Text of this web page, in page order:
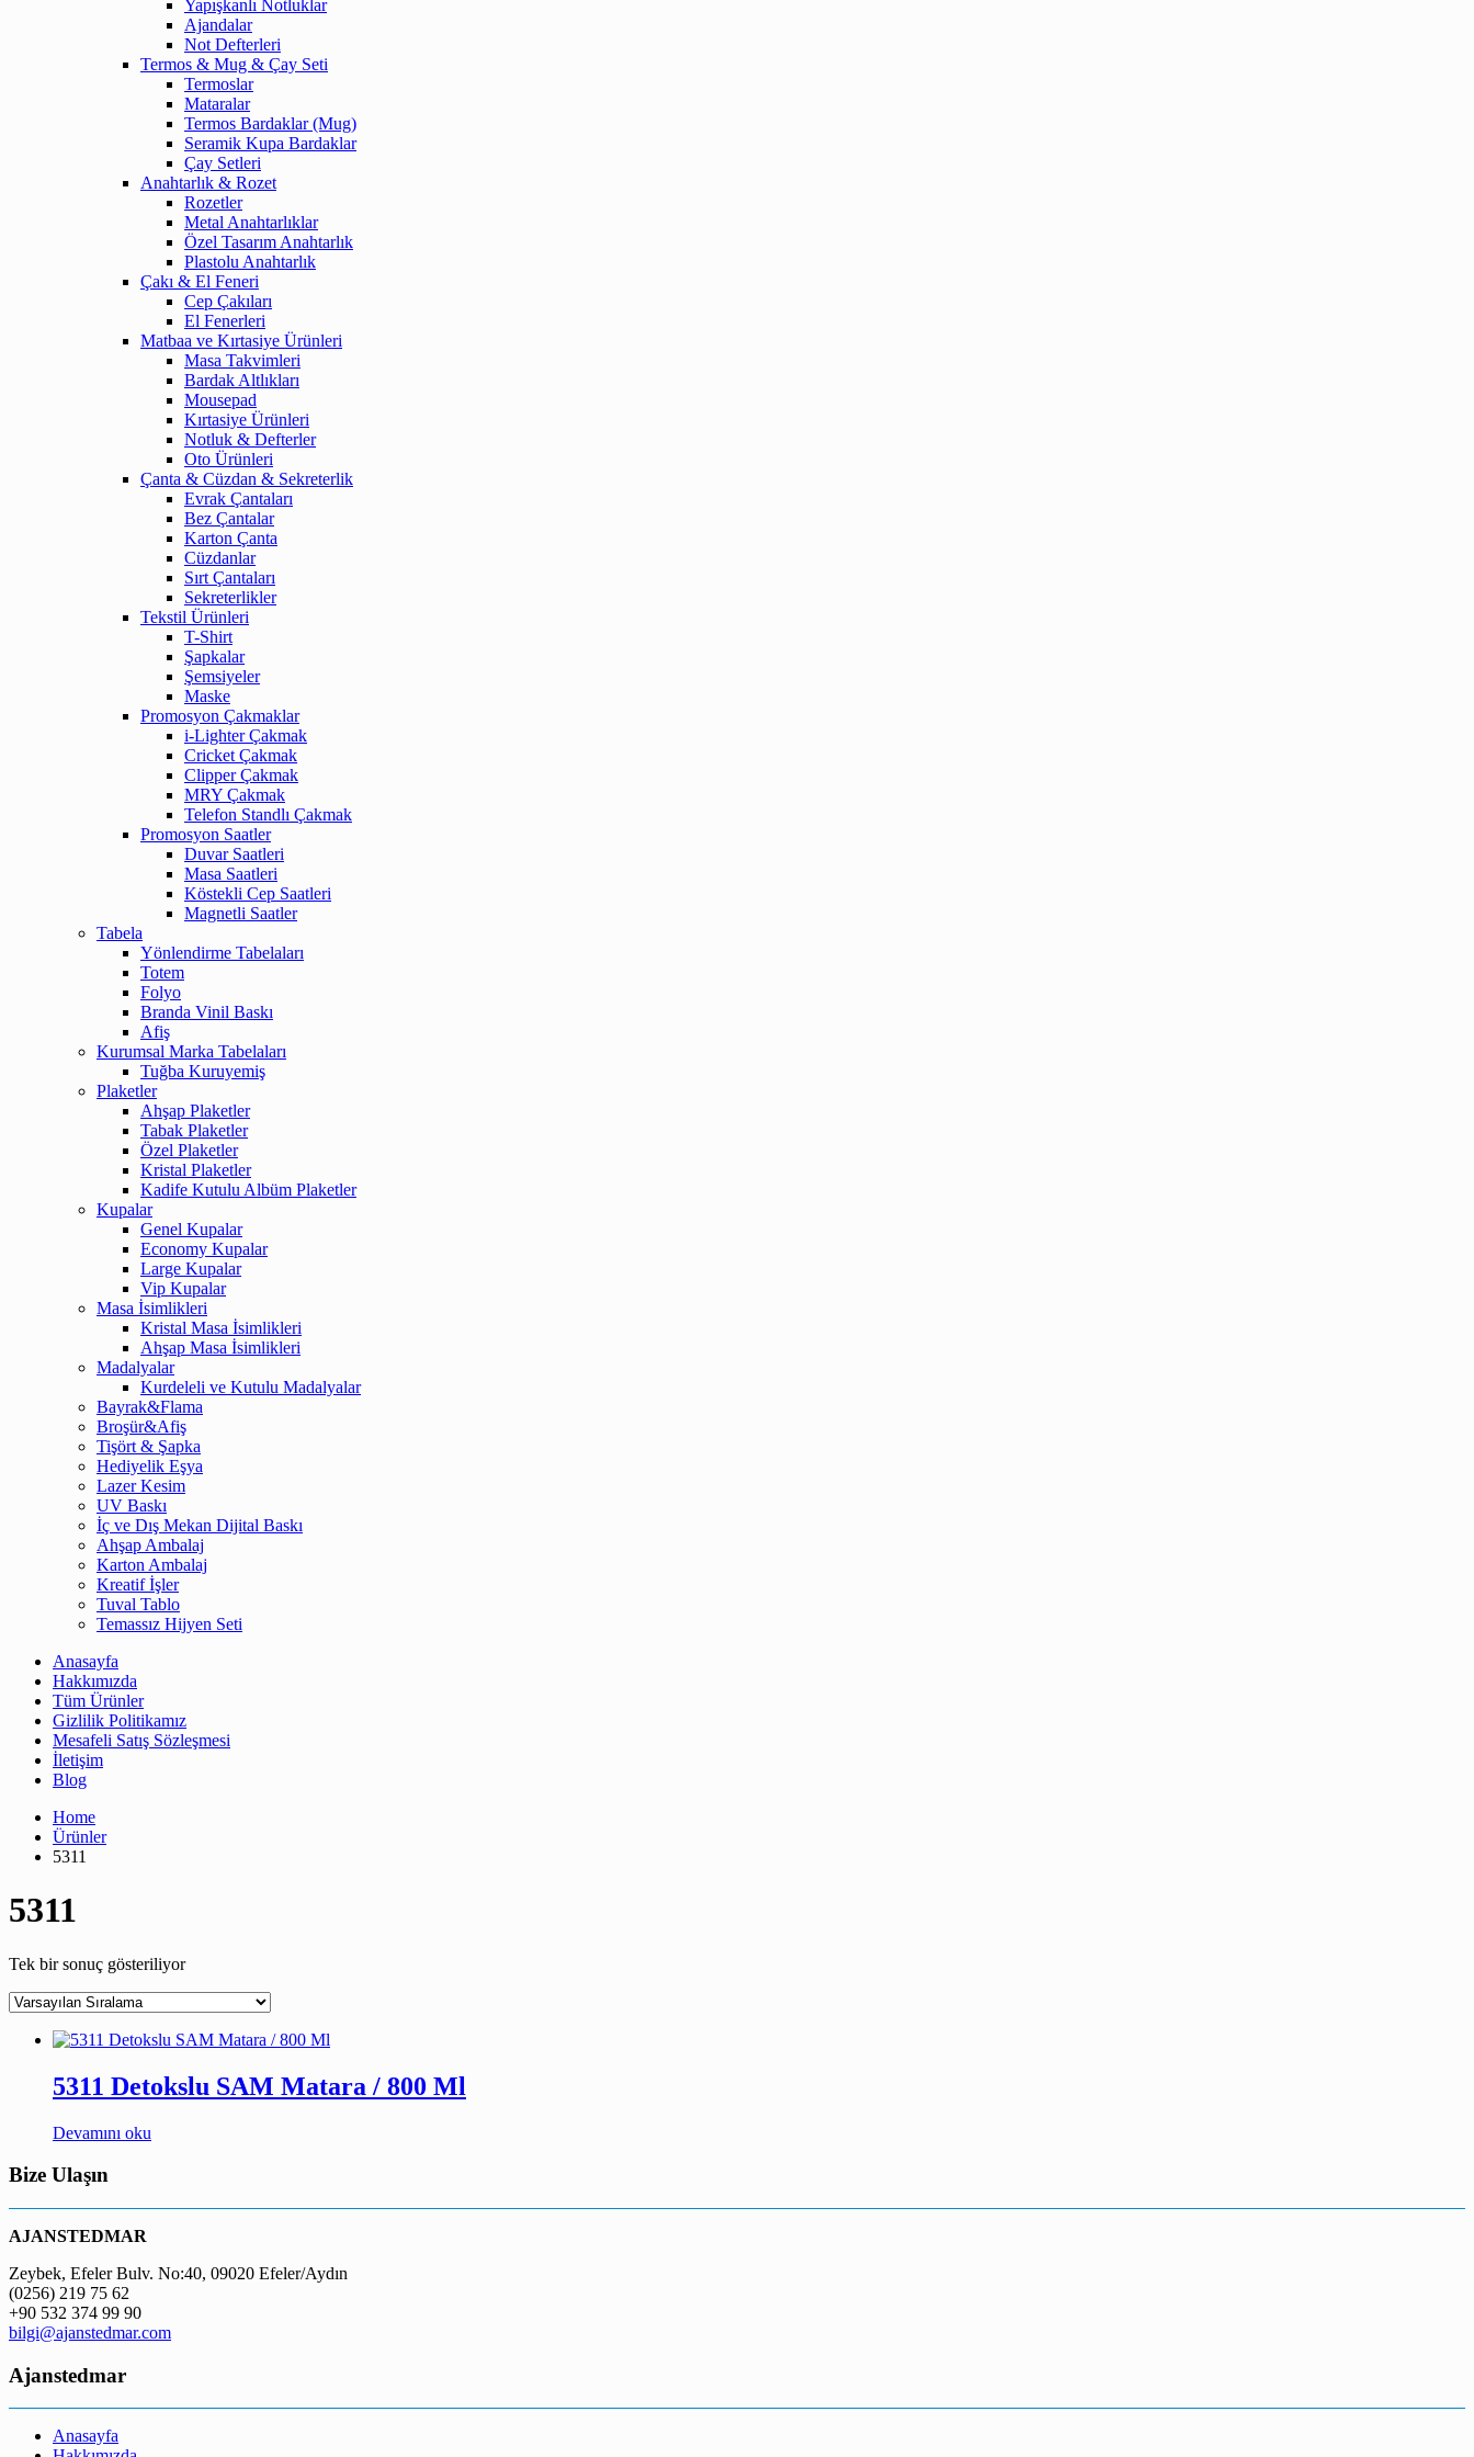
Yapışkanlı Notluklar
Ajandalar
Not Defterleri
Termos & Mug & Çay Seti
Termoslar
Mataralar
Termos Bardaklar (Mug)
Seramik Kupa Bardaklar
Çay Setleri
Anahtarlık & Rozet
Rozetler
Metal Anahtarlıklar
Özel Tasarım Anahtarlık
Plastolu Anahtarlık
Çakı & El Feneri
Cep Çakıları
El Fenerleri
Matbaa ve Kırtasiye Ürünleri
Masa Takvimleri
Bardak Altlıkları
Mousepad
Kırtasiye Ürünleri
Notluk & Defterler
Oto Ürünleri
Çanta & Cüzdan & Sekreterlik
Evrak Çantaları
Bez Çantalar
Karton Çanta
Cüzdanlar
Sırt Çantaları
Sekreterlikler
Tekstil Ürünleri
T-Shirt
Şapkalar
Şemsiyeler
Maske
Promosyon Çakmaklar
i-Lighter Çakmak
Cricket Çakmak
Clipper Çakmak
MRY Çakmak
Telefon Standlı Çakmak
Promosyon Saatler
Duvar Saatleri
Masa Saatleri
Köstekli Cep Saatleri
Magnetli Saatler
Tabela
Yönlendirme Tabelaları
Totem
Folyo
Branda Vinil Baskı
Afiş
Kurumsal Marka Tabelaları
Tuğba Kuruyemiş
Plaketler
Ahşap Plaketler
Tabak Plaketler
Özel Plaketler
Kristal Plaketler
Kadife Kutulu Albüm Plaketler
Kupalar
Genel Kupalar
Economy Kupalar
Large Kupalar
Vip Kupalar
Masa İsimlikleri
Kristal Masa İsimlikleri
Ahşap Masa İsimlikleri
Madalyalar
Kurdeleli ve Kutulu Madalyalar
Bayrak&Flama
Broşür&Afiş
Tişört & Şapka
Hediyelik Eşya
Lazer Kesim
UV Baskı
İç ve Dış Mekan Dijital Baskı
Ahşap Ambalaj
Karton Ambalaj
Kreatif İşler
Tuval Tablo
Temassız Hijyen Seti
Anasayfa
Hakkımızda
Tüm Ürünler
Gizlilik Politikamız
Mesafeli Satış Sözleşmesi
İletişim
Blog
Home
Ürünler
5311
5311
Tek bir sonuç gösteriliyor
5311 Detokslu SAM Matara / 800 Ml
Devamını oku
Bize Ulaşın
AJANSTEDMAR
Zeybek, Efeler Bulv. No:40, 09020 Efeler/Aydın
(0256) 219 75 62
+90 532 374 99 90
bilgi@ajanstedmar.com
Ajanstedmar
Anasayfa